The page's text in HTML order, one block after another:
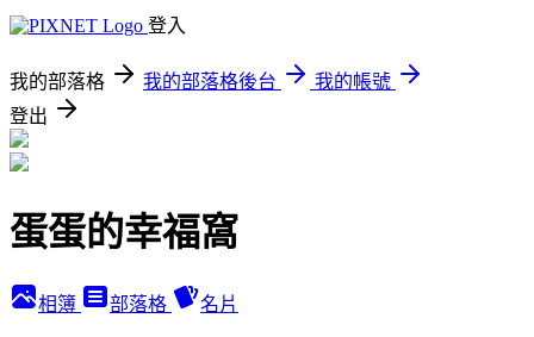
登入
我的部落格 我的部落格後台
我的帳號
登出
蛋蛋的幸福窩
相簿 部落格 名片